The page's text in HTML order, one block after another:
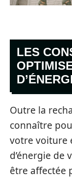
LES
Outre la
connaître
votre voiture
d’énergie de
être affectée